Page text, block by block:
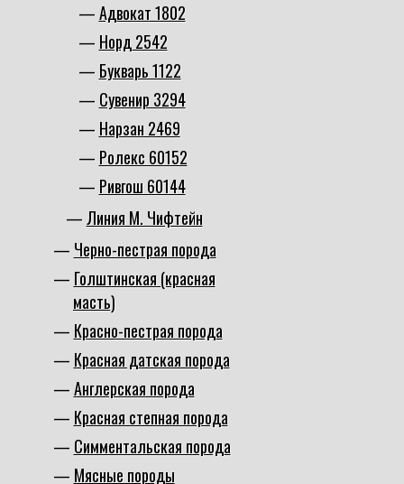
Адвокат 1802
Норд 2542
Букварь 1122
Сувенир 3294
Нарзан 2469
Ролекс 60152
Ривгош 60144
Линия М. Чифтейн
Черно-пестрая порода
Голштинская (красная
масть)
Красно-пестрая порода
Красная датская порода
Англерская порода
Красная степная порода
Симментальская порода
Мясные породы